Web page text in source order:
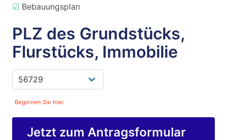
☑ Bebauungsplan
PLZ des Grundstücks,
Flurstücks, Immobilie
Beginnen Sie hier.
Jetzt zum Antragsformular